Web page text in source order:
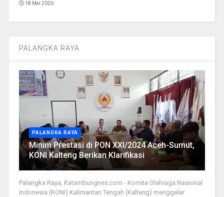
18 Mei 2026
PALANGKA RAYA
PALANGKA RAYA
Minim Prestasi di PON XXI/2024 Aceh-Sumut,
KONI Kalteng Berikan Klarifikasi
Palangka Raya, Katambungnes.com - Komite Olahraga Nasional
Indonesia (KONI) Kalimantan Tengah (Kalteng) menggelar